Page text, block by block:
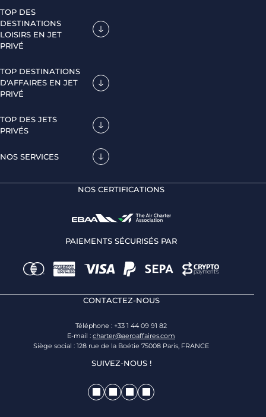
TOP DES
DESTINATIONS
LOISIRS EN JET
PRIVÉ
TOP DESTINATIONS
D'AFFAIRES EN JET
PRIVÉ
TOP DES JETS
PRIVÉS
NOS SERVICES
NOS CERTIFICATIONS
PAIEMENTS SÉCURISÉS PAR
CONTACTEZ-NOUS
Téléphone : +33 1 44 09 91 82
E-mail : charter@aeroaffaires.com
Siège social : 128 rue de la Boétie 75008 Paris, FRANCE
SUIVEZ-NOUS !